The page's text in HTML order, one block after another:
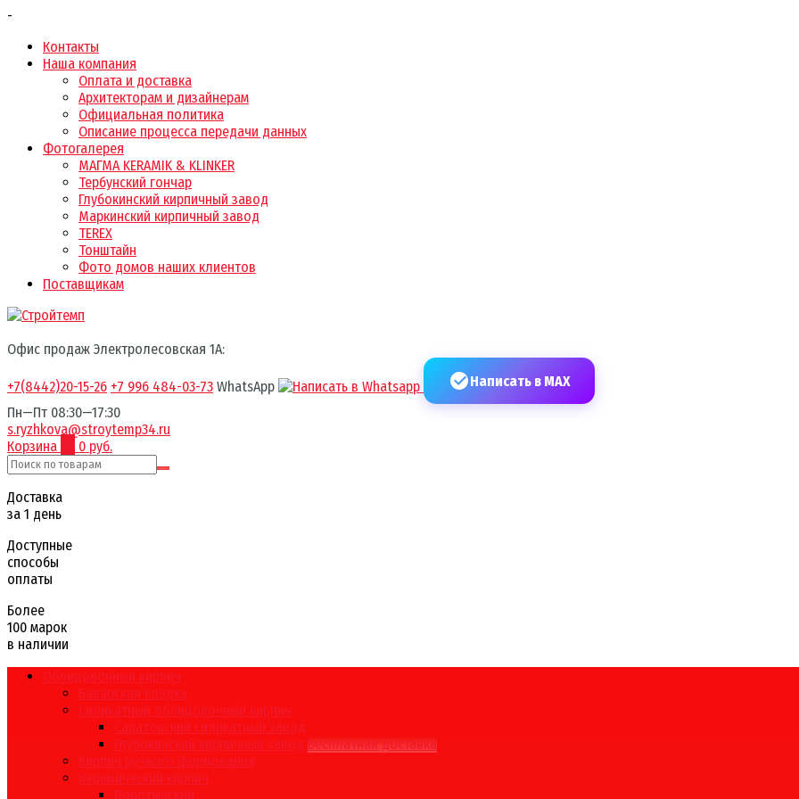
-
Контакты
Наша компания
Оплата и доставка
Архитекторам и дизайнерам
Официальная политика
Описание процесса передачи данных
Фотогалерея
МАГМА KERAMIK & KLINKER
Тербунский гончар
Глубокинский кирпичный завод
Маркинский кирпичный завод
TEREX
Тонштайн
Фото домов наших клиентов
Поставщикам
Офис продаж Электролесовская 1А:
+7(8442)20-15-26 +7 996 484-03-73 WhatsApp
Написать в MAX
Пн—Пт 08:30—17:30
s.ryzhkova@stroytemp34.ru
Корзина
0 руб.
Доставка
за 1 день
Доступные
способы
оплаты
Более
100 марок
в наличии
Облицовочный кирпич
Баварская кладка
Силикатный облицовочный кирпич
Саратовский силикатный завод
Глубокинский кирпичный завод Бесплатная доставка
Кирпич ручного формования
Керамический кирпич
Воротынский